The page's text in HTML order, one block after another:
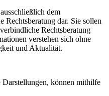
dem
Rechtsberatung dar. Sie sollen
Rechtsberatung
verstehen sich ohne
und Aktualität.
können mithilfe